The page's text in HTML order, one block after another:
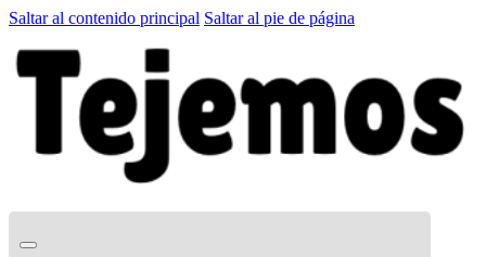
Saltar al contenido principal Saltar al pie de página